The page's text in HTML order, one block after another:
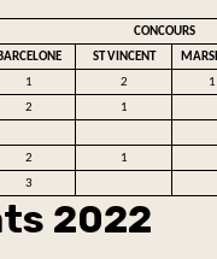
CONCOURS
BARCELONE ST VINCENT
1 2
1
2
1
2
1
3
2022